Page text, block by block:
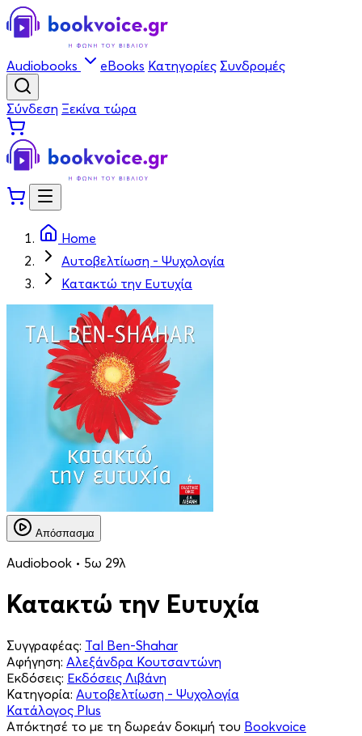
Audiobooks eBooks Κατηγορίες Συνδρομές
Σύνδεση Ξεκίνα τώρα
Home
Αυτοβελτίωση - Ψυχολογία
Κατακτώ την Ευτυχία
Απόσπασμα
Audiobook • 5ω 29λ
Κατακτώ την Ευτυχία
Συγγραφέας: Tal Ben-Shahar
Αφήγηση: Αλεξάνδρα Κουτσαντώνη
Εκδόσεις: Εκδόσεις Λιβάνη
Κατηγορία: Αυτοβελτίωση - Ψυχολογία
Κατάλογος Plus
Απόκτησέ το με τη δωρεάν δοκιμή του Bookvoice